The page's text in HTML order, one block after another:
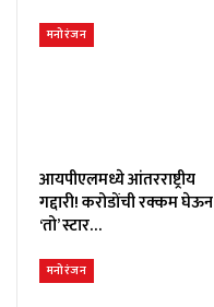
मनोरंजन
आयपीएलमध्ये आंतरराष्ट्रीय
गद्दारी! करोडोंची रक्कम घेऊन
‘तो’ स्टार…
मनोरंजन